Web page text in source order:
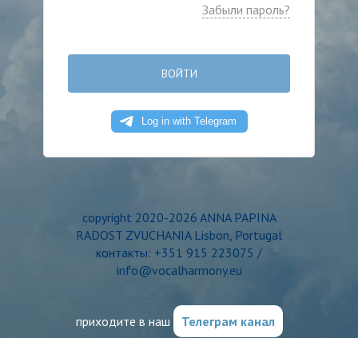
Забыли пароль?
ВОЙТИ
copyright 2020-2026 ANNA PAPINA
RADOST ZVUCHANIA Lisbon, Portugal
контакты: +351 915 223075 /
info@vocalharmony.eu
приходите в наш Телеграм канал